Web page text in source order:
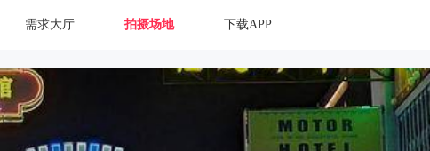
需求大厅 拍摄场地 下载APP